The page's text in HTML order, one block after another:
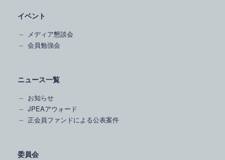
イベント
メディア懇談会
会員勉強会
ニュース一覧
お知らせ
JPEAアウォード
正会員ファンドによる公表案件
委員会